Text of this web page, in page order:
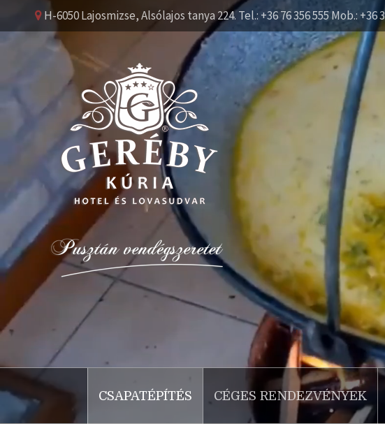
H-6050 Lajosmizse, Alsólajos tanya 224. Tel.: +36 76 356 555 Mob.: +36
CSAPATÉPÍTÉS CÉGES RENDEZVÉNYEK